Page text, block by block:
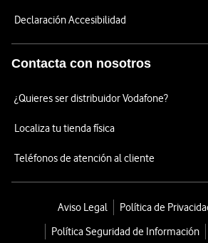
Declaración Accesibilidad
Contacta con nosotros
¿Quieres ser distribuidor Vodafone?
Localiza tu tienda física
Teléfonos de atención al cliente
Aviso Legal
Política de
Política Seguridad de Información